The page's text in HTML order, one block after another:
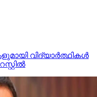
വിദ്യാര്‍ത്ഥികള്‍